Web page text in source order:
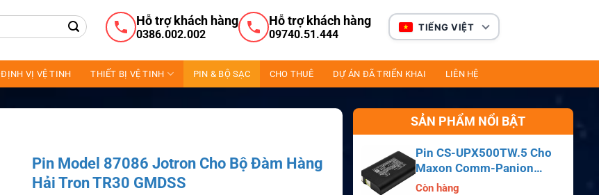
Hỗ trợ khách hàng
0386.002.002
Hỗ trợ khách hàng
09740.51.444
TIẾNG VIỆT
ĐỊNH VỊ VỆ TINH THIẾT BỊ VỆ TINH PIN & BỘ SẠC CHO THUÊ DỰ ÁN ĐÃ TRIỂN KHAI LIÊN HỆ
Pin Model 87086 Jotron Cho Bộ Đàm Hàng
Hải Tron TR30 GMDSS
SẢN PHẨM NỔI BẬT
Pin CS-UPX500TW.5 Cho
Maxon Comm-Panion
CP0150, CP0511, CP0515
Còn hàng